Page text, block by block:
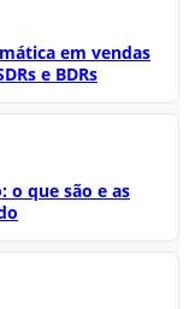
em vendas
e BDRs
o que são e as